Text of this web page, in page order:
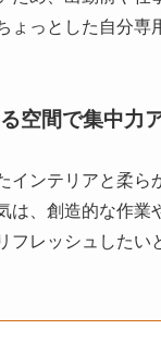
ょっとした自分専
空間で集中力
インテリアと柔
は、創造的な作業
フレッシュしたい